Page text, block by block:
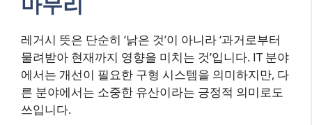
레거시 뜻은 단순히 ‘낡은 것’이 아니라 ‘과거로부터
물려받아 현재까지 영향을 미치는 것’입니다. IT 분야
에서는 개선이 필요한 구형 시스템을 의미하지만, 다
른 분야에서는 소중한 유산이라는 긍정적 의미로도
쓰입니다.